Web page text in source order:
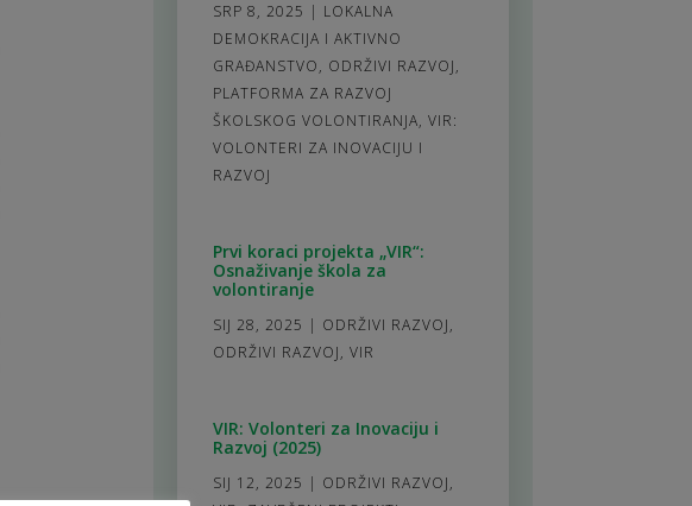
SRP 8, 2025 | LOKALNA
DEMOKRACIJA I AKTIVNO
GRAĐANSTVO, ODRŽIVI RAZVOJ,
PLATFORMA ZA RAZVOJ
ŠKOLSKOG VOLONTIRANJA, VIR:
VOLONTERI ZA INOVACIJU I
RAZVOJ
Prvi koraci projekta „VIR“:
Osnaživanje škola za
volontiranje
SIJ 28, 2025 | ODRŽIVI RAZVOJ,
ODRŽIVI RAZVOJ, VIR
VIR: Volonteri za Inovaciju i
Razvoj (2025)
SIJ 12, 2025 | ODRŽIVI RAZVOJ,